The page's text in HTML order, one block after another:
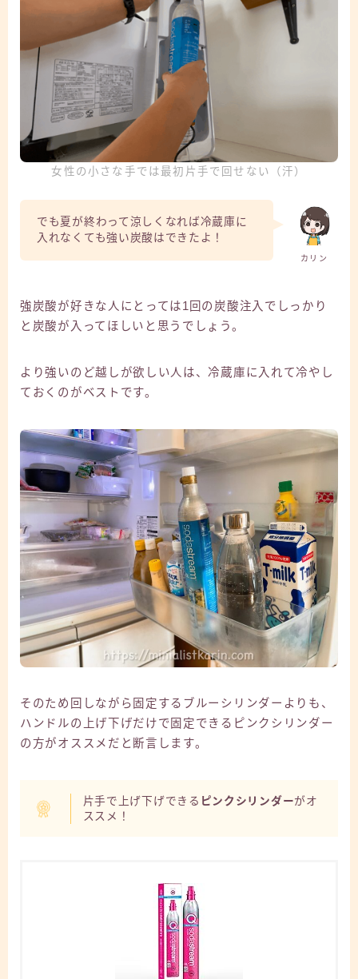
女性の小さな手では最初片手で回せない（汗）
カリン
でも夏が終わって涼しくなれば冷蔵庫に
入れなくても強い炭酸はできたよ！
強炭酸が好きな人にとっては1回の炭酸注入でしっかり
と炭酸が入ってほしいと思うでしょう。
より強いのど越しが欲しい人は、冷蔵庫に入れて冷やし
ておくのがベストです。
そのため回しながら固定するブルーシリンダーよりも、
ハンドルの上げ下げだけで固定できるピンクシリンダー
の方がオススメだと断言します。
片手で上げ下げできる ピンクシリンダーがオ
ススメ！